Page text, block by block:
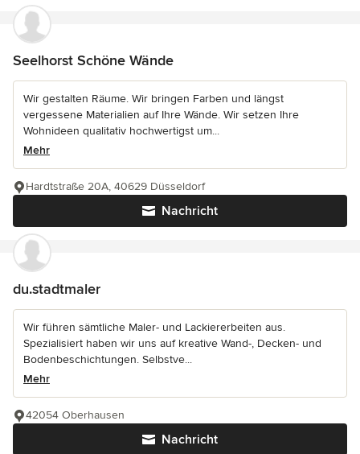
Seelhorst Schöne Wände
Wir gestalten Räume. Wir bringen Farben und längst
vergessene Materialien auf Ihre Wände. Wir setzen Ihre
Wohnideen qualitativ hochwertigst um...
Mehr
Nachricht
Hardtstraße 20A, 40629 Düsseldorf
du.stadtmaler
Wir führen sämtliche Maler- und Lackiererbeiten aus.
Spezialisiert haben wir uns auf kreative Wand-, Decken- und
Bodenbeschichtungen. Selbstve...
Mehr
Nachricht
42054 Oberhausen